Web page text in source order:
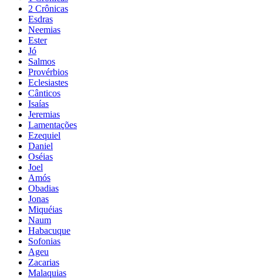
2 Crônicas
Esdras
Neemias
Ester
Jó
Salmos
Provérbios
Eclesiastes
Cânticos
Isaías
Jeremias
Lamentações
Ezequiel
Daniel
Oséias
Joel
Amós
Obadias
Jonas
Miquéias
Naum
Habacuque
Sofonias
Ageu
Zacarias
Malaquias